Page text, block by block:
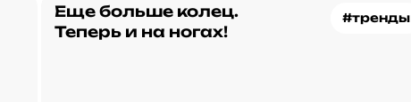
#тренды
Еще больше колец.
Теперь и на ногах!